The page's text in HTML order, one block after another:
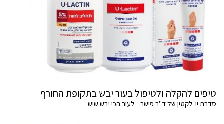
טיפים להקלה ולטיפול בעור יבש בתקופת החורף
סדרת יו-לקטין של ד"ר פישר - לעור הכי יבש שיש